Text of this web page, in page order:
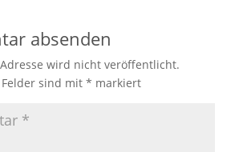
absenden
wird nicht veröffentlicht.
sind mit * markiert